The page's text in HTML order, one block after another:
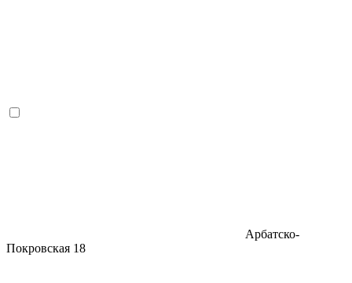
Арбатско-
Покровская 18